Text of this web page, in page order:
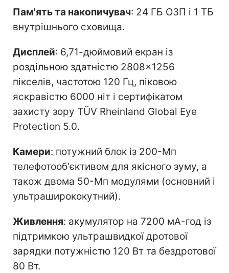
Пам'ять та накопичувач: 24 ГБ ОЗП і 1 ТБ
внутрішнього сховища.
Дисплей: 6,71-дюймовий екран із
роздільною здатністю 2808×1256
пікселів, частотою 120 Гц, піковою
яскравістю 6000 ніт і сертифікатом
захисту зору TÜV Rheinland Global Eye
Protection 5.0.
Камери: потужний блок із 200-Мп
телефотооб'єктивом для якісного зуму, а
також двома 50-Мп модулями (основний і
ультраширококутний).
Живлення: акумулятор на 7200 мА-год із
підтримкою ультрашвидкої дротової
зарядки потужністю 120 Вт та бездротової
80 Вт.